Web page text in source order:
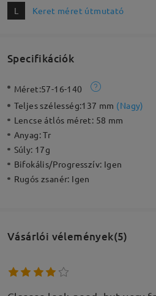
L Keret méret útmutató
Specifikációk
Méret:57-16-140
Teljes szélesség:137 mm (Nagy)
Lencse átlós méret: 58 mm
Anyag:Tr
Súly: 17g
Bifokális/Progresszív: Igen
Rugós zsanér: Igen
Vásárlói vélemények(5)